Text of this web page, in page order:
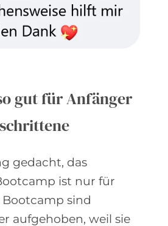
gut für Anfänger
gedacht, das
ist nur für
sind
aufgehoben, weil sie